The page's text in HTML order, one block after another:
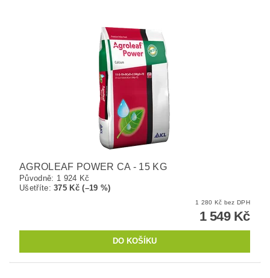
AGROLEAF POWER CA - 15 KG
Původně: 1 924 Kč
Ušetříte:375 Kč (–19 %)
1 280 Kč bez DPH
1 549 Kč